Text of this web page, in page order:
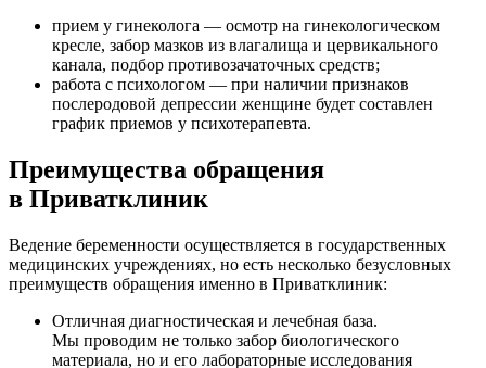
прием у гинеколога — осмотр на гинекологическом
кресле, забор мазков из влагалища и цервикального
канала, подбор противозачаточных средств;
работа с психологом — при наличии признаков
послеродовой депрессии женщине будет составлен
график приемов у психотерапевта.
Преимущества обращения
в Приватклиник
Ведение беременности осуществляется в государственных
медицинских учреждениях, но есть несколько безусловных
преимуществ обращения именно в Приватклиник:
Отличная диагностическая и лечебная база.
Мы проводим не только забор биологического
материала, но и его лабораторные исследования